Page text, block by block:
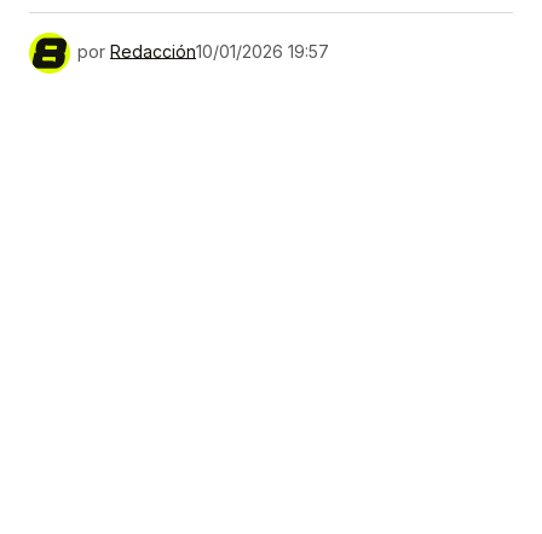
por Redacción10/01/2026 19:57